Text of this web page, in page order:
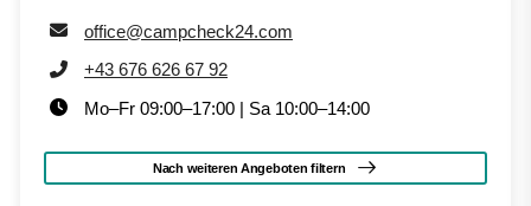
office@campcheck24.com
+43 676 626 67 92
Mo–Fr 09:00–17:00 | Sa 10:00–14:00
Nach weiteren Angeboten filtern